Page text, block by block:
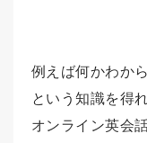
例えば何かわか
という知識を得
オンライン英会